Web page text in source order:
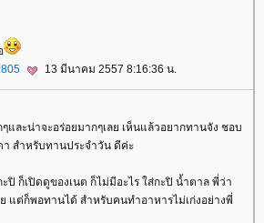
13 มีนาคม 2557 8:16:36 น.
และน่าจะอร่อยมากๆเลย เห็นแล้วอยากทานจัง ชอบ
สำหรับทานประจำวัน ดีค่ะ
ก็เปิดดูของเนต ก็ไม่มีอะไร ใส่กะปิ น้ำตาล พี่ว่า
แต่ก็พอทานได้ สำหรับคนทำอาหารไม่เก่งอย่างพี่